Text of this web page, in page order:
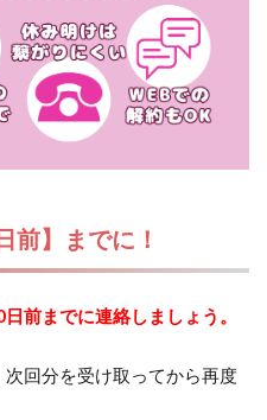
前】までに！
前までに連絡しましょう。
回分を受け取ってから再度